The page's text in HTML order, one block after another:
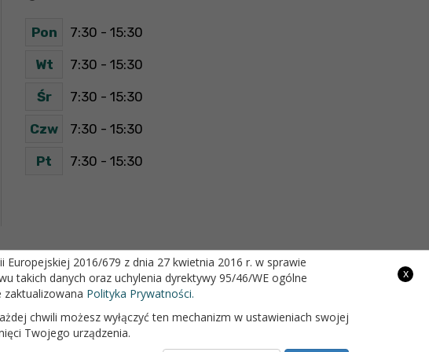
Pon 7:30 - 15:30
Wt 7:30 - 15:30
Śr 7:30 - 15:30
Czw 7:30 - 15:30
Pt 7:30 - 15:30
Projekt i wykonanie x
2016/679 z dnia 27 kwietnia 2016 r. w sprawie
takich danych oraz uchylenia dyrektywy 95/46/WE ogólne
Polityka Prywatności.
chwili możesz wyłączyć ten mechanizm w ustawieniach swojej
Twojego urządzenia.